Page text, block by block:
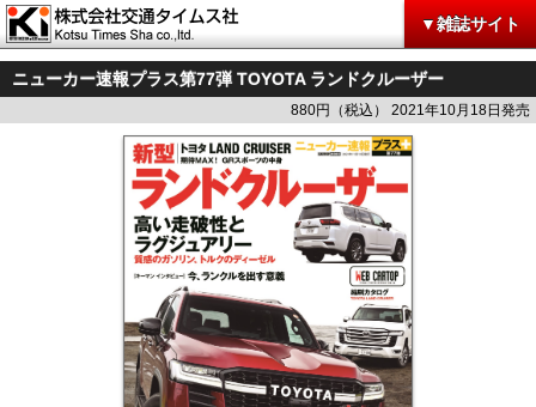
▼雑誌サイト
ニューカー速報プラス第77弾 TOYOTA ランドクルーザー
880円（税込） 2021年10月18日発売